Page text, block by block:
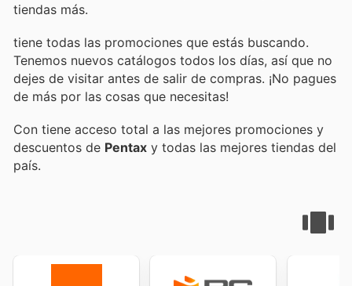
tiendas más.
tiene todas las promociones que estás buscando.
Tenemos nuevos catálogos todos los días, así que no
dejes de visitar antes de salir de compras. ¡No pagues
de más por las cosas que necesitas!
Con tiene acceso total a las mejores promociones y
descuentos de Pentax y todas las mejores tiendas del
país.